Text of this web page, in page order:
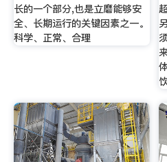
长的一个部分,也是立磨能够安
全、长期运行的关键因素之一。
科学、正常、合理